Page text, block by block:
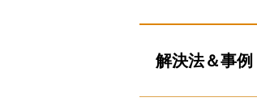
解決法＆事例